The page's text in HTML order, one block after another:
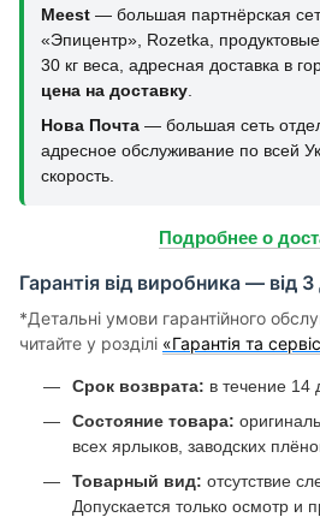
Meest — большая партнёрская
«Эпицентр», Rozetka,
30 кг веса, адресная доставка в
цена на доставку
Нова Почта — большая сеть
адресное обслуживание по всей
скорость.
Подробнее о
Гарантія від виробника — від 3
*Детальні умови гарантійного
читайте у розділі «Гарантія та
Срок возврата: в течение 14
Состояние товара:
всех ярлыков, заводских
Товарный вид: отсутствие
Допускается только осмотр и